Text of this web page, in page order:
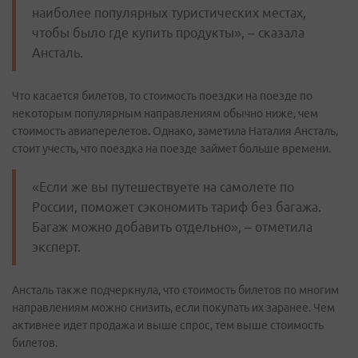
наиболее популярных туристических местах,
чтобы было где купить продукты», – сказала
Ансталь.
Что касается билетов, то стоимость поездки на поезде по
некоторым популярным направлениям обычно ниже, чем
стоимость авиаперелетов. Однако, заметила Наталия Ансталь,
стоит учесть, что поездка на поезде займет больше времени.
«Если же вы путешествуете на самолете по
России, поможет сэкономить тариф без багажа.
Багаж можно добавить отдельно», – отметила
эксперт.
Ансталь также подчеркнула, что стоимость билетов по многим
направлениям можно снизить, если покупать их заранее. Чем
активнее идет продажа и выше спрос, тем выше стоимость
билетов.